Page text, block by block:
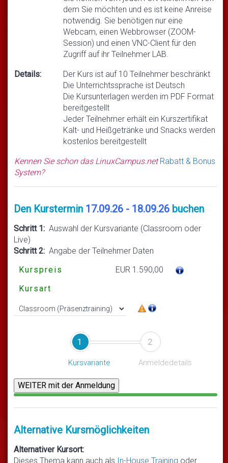
dem Sie möchten und es ist keine Anreise
notwendig. Sie benötigen nur eine
Webcam, einen Webbrowser (ZOOM-
Session) und einen VNC-Client für den
Zugriff auf ihr Teilnehmer LAB.
Details:
Der Kurs ist auf 10 Teilnehmer beschränkt
Die Unterrichtssprache ist Deutsch
Die Kursunterlagen werden im PDF Format
bereitgestellt
Jeder Teilnehmer erhält ein Kurszertifikat
Kalt- und Heißgetränke und Snacks werden
kostenlos bereitgestellt
Kennen Sie schon das LinuxCampus.netRabatt & Bonus
System?
Den Kurstermin 17.09.26 - 18.09.26 buchen
Schritt 1: Auswahl der Kursvariante (Classroom oder
Live)
Schritt 2: Angabe der Teilnehmer Daten
Kurspreis
EUR 1.590,00
Kursart
1
Kursvariante
2
Anmeldedetails
Alternative Kursmöglichkeiten
Alternativer Kursort:
Dieses Thema kann auch als In-House Training oder